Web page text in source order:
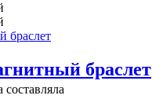
браслет